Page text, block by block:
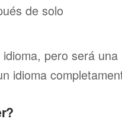
de solo
pero será
idioma